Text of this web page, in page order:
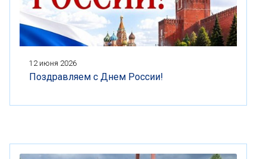
12 июня 2026
Поздравляем с Днем России!